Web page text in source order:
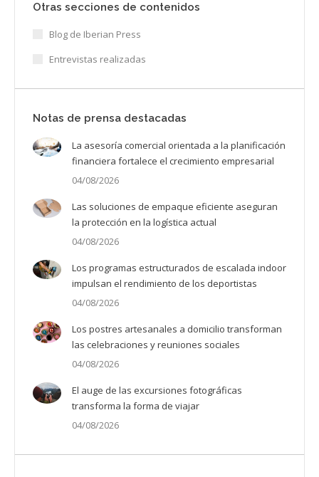
Otras secciones de contenidos
Blog de Iberian Press
Entrevistas realizadas
Notas de prensa destacadas
La asesoría comercial orientada a la planificación
financiera fortalece el crecimiento empresarial
04/08/2026
Las soluciones de empaque eficiente aseguran
la protección en la logística actual
04/08/2026
Los programas estructurados de escalada indoor
impulsan el rendimiento de los deportistas
04/08/2026
Los postres artesanales a domicilio transforman
las celebraciones y reuniones sociales
04/08/2026
El auge de las excursiones fotográficas
transforma la forma de viajar
04/08/2026